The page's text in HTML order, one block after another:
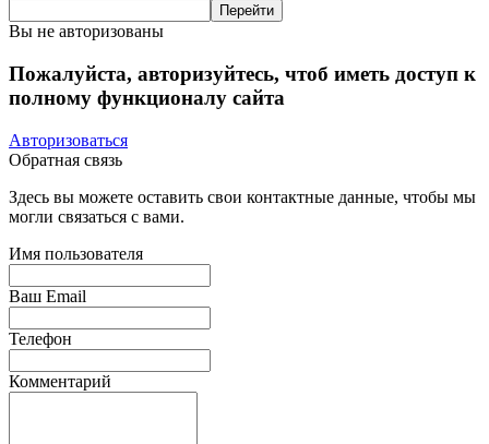
Вы не авторизованы
Пожалуйста, авторизуйтесь, чтоб иметь доступ к
полному функционалу сайта
Авторизоваться
Обратная связь
Здесь вы можете оставить свои контактные данные, чтобы мы
могли связаться с вами.
Имя пользователя
Ваш Email
Телефон
Комментарий